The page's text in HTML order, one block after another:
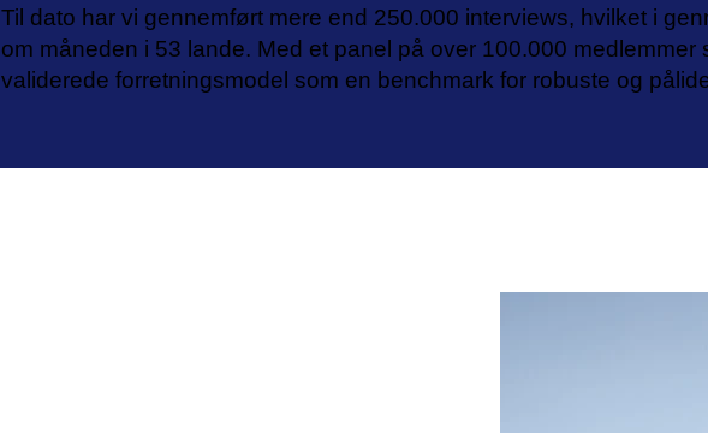
Til dato har vi gennemført mere end 250.000 interviews, hvilket i
om måneden i 53 lande. Med et panel på over 100.000 medlemmer
validerede forretningsmodel som en benchmark for robuste og